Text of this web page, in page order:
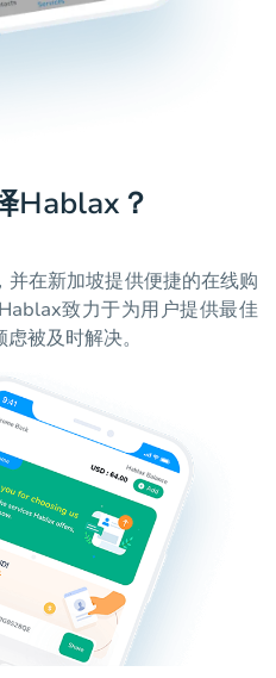
Hablax？
在新加坡提供便捷的在线购
致力于为用户提供最佳
被及时解决。